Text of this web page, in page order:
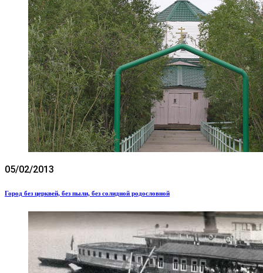
05/02/2013
Город без церквей, без пыли, без солидной родословной